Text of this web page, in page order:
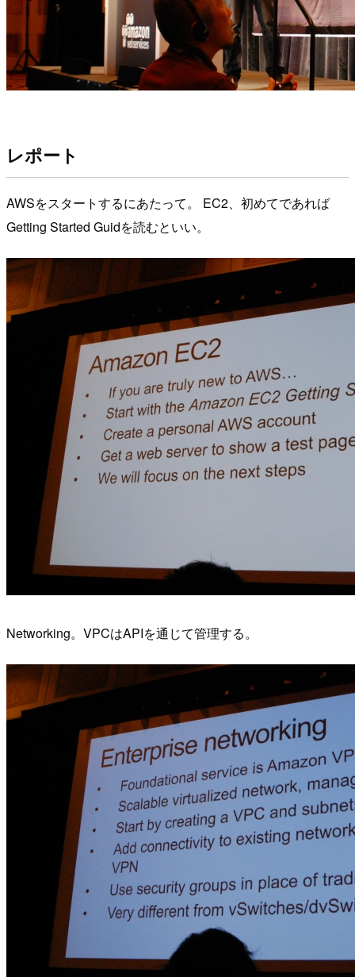
レポート
AWSをスタートするにあたって。 EC2、初めてであれば
Getting Started Guidを読むといい。
Networking。VPCはAPIを通じて管理する。